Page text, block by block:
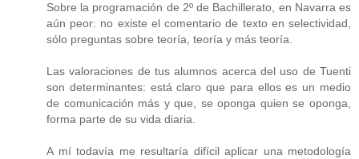
Sobre la programación de 2º de Bachillerato, en Navarra es
aún peor: no existe el comentario de texto en selectividad,
sólo preguntas sobre teoría, teoría y más teoría.
Las valoraciones de tus alumnos acerca del uso de Tuenti
son determinantes: está claro que para ellos es un medio
de comunicación más y que, se oponga quien se oponga,
forma parte de su vida diaria.
A mí todavía me resultaría difícil aplicar una metodología